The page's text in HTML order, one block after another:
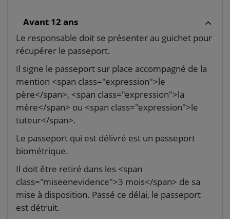
Avant 12 ans
Le responsable doit se présenter au guichet pour
récupérer le passeport.
Il signe le passeport sur place accompagné de la
mention <span class="expression">le
père</span>, <span class="expression">la
mère</span> ou <span class="expression">le
tuteur</span>.
Le passeport qui est délivré est un passeport
biométrique.
Il doit être retiré dans les <span
class="miseenevidence">3 mois</span> de sa
mise à disposition. Passé ce délai, le passeport
est détruit.